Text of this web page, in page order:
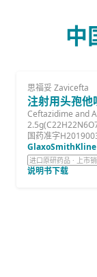
中
思福妥 Zavicefta
注射用头孢他
Ceftazidime and
国药准字
进口原研药品 · 上市
说明书下载